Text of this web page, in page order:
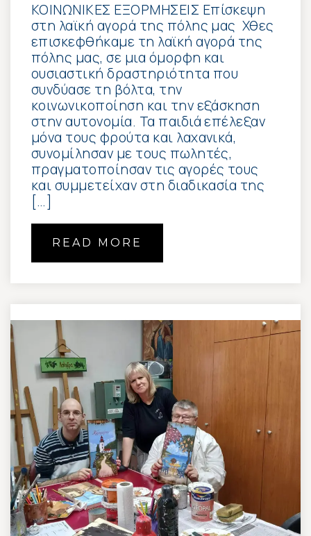
ΚΟΙΝΩΝΙΚΕΣ ΕΞΟΡΜΗΣΕΙΣ Επίσκεψη
στη λαϊκή αγορά της πόλης μας Χθες
επισκεφθήκαμε τη λαϊκή αγορά της
πόλης μας, σε μια όμορφη και
ουσιαστική δραστηριότητα που
συνδύασε τη βόλτα, την
κοινωνικοποίηση και την εξάσκηση
στην αυτονομία. Τα παιδιά επέλεξαν
μόνα τους φρούτα και λαχανικά,
συνομίλησαν με τους πωλητές,
πραγματοποίησαν τις αγορές τους
και συμμετείχαν στη διαδικασία της
[…]
READ MORE